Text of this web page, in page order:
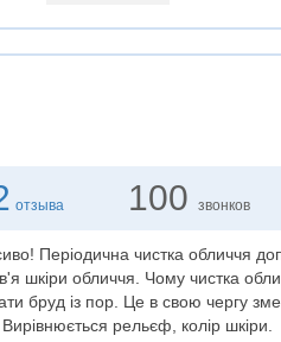
отзыва 100 звонков
Періодична чистка обличчя
шкіри обличчя. Чому чистка
бруд із пор. Це в свою чергу
рельєф, колір шкіри.